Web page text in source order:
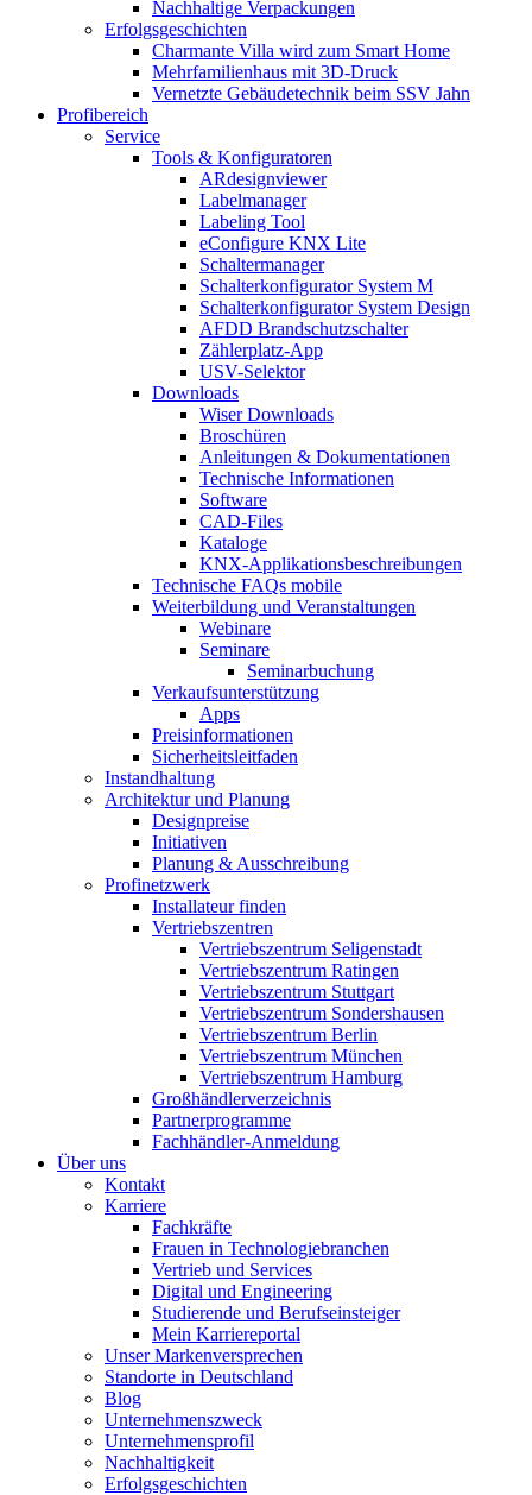
Nachhaltige Verpackungen
Erfolgsgeschichten
Charmante Villa wird zum Smart Home
Mehrfamilienhaus mit 3D-Druck
Vernetzte Gebäudetechnik beim SSV Jahn
Profibereich
Service
Tools & Konfiguratoren
ARdesignviewer
Labelmanager
Labeling Tool
eConfigure KNX Lite
Schaltermanager
Schalterkonfigurator System M
Schalterkonfigurator System Design
AFDD Brandschutzschalter
Zählerplatz-App
USV-Selektor
Downloads
Wiser Downloads
Broschüren
Anleitungen & Dokumentationen
Technische Informationen
Software
CAD-Files
Kataloge
KNX-Applikationsbeschreibungen
Technische FAQs mobile
Weiterbildung und Veranstaltungen
Webinare
Seminare
Seminarbuchung
Verkaufsunterstützung
Apps
Preisinformationen
Sicherheitsleitfaden
Instandhaltung
Architektur und Planung
Designpreise
Initiativen
Planung & Ausschreibung
Profinetzwerk
Installateur finden
Vertriebszentren
Vertriebszentrum Seligenstadt
Vertriebszentrum Ratingen
Vertriebszentrum Stuttgart
Vertriebszentrum Sondershausen
Vertriebszentrum Berlin
Vertriebszentrum München
Vertriebszentrum Hamburg
Großhändlerverzeichnis
Partnerprogramme
Fachhändler-Anmeldung
Über uns
Kontakt
Karriere
Fachkräfte
Frauen in Technologiebranchen
Vertrieb und Services
Digital und Engineering
Studierende und Berufseinsteiger
Mein Karriereportal
Unser Markenversprechen
Standorte in Deutschland
Blog
Unternehmenszweck
Unternehmensprofil
Nachhaltigkeit
Erfolgsgeschichten